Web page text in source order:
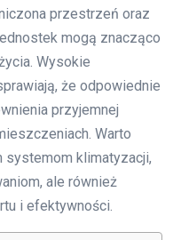
przestrzeń oraz
mogą znacząco
Wysokie
że odpowiednie
przyjemnej
Warto
klimatyzacji,
ale również
i efektywności.